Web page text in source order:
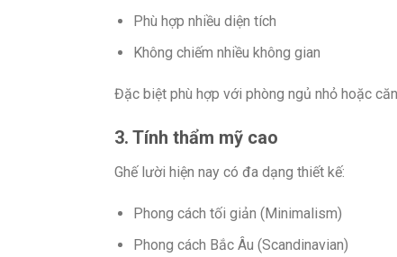
Phù hợp nhiều diện tích
Không chiếm nhiều không gian
Đặc biệt phù hợp với phòng ngủ nhỏ hoặc
3. Tính thẩm mỹ cao
Ghế lười hiện nay có đa dạng thiết kế:
Phong cách tối giản (Minimalism)
Phong cách Bắc Âu (Scandinavian)